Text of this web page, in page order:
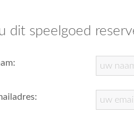
dit speelgoed